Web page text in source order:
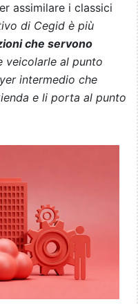
assimilare i classici
di Cegid è più
che servono
veicolarle al punto
intermedio che
e li porta al punto